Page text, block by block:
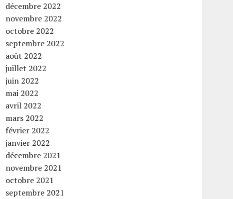
décembre 2022
novembre 2022
octobre 2022
septembre 2022
août 2022
juillet 2022
juin 2022
mai 2022
avril 2022
mars 2022
février 2022
janvier 2022
décembre 2021
novembre 2021
octobre 2021
septembre 2021